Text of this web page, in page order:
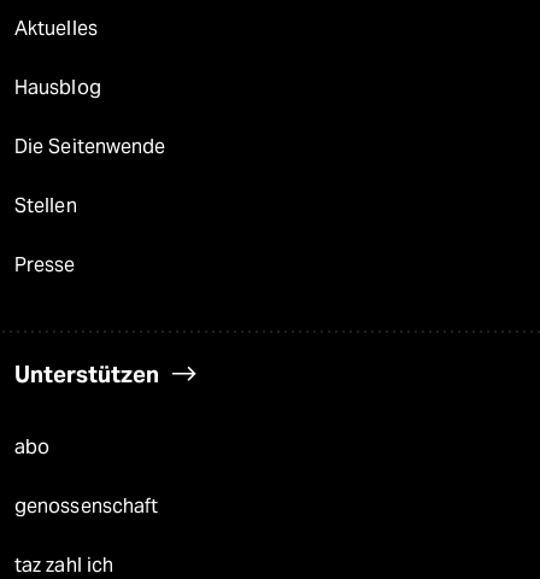
Aktuelles
Hausblog
Die Seitenwende
Stellen
Presse
Unterstützen
abo
genossenschaft
taz zahl ich